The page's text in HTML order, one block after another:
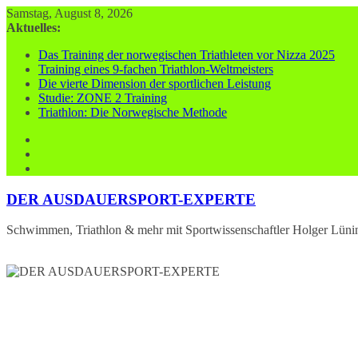
Zum
Inhalt
Samstag, August 8, 2026
Aktuelles:
Das Training der norwegischen Triathleten vor Nizza 2025
Training eines 9-fachen Triathlon-Weltmeisters
Die vierte Dimension der sportlichen Leistung
Studie: ZONE 2 Training
Triathlon: Die Norwegische Methode
DER AUSDAUERSPORT-EXPERTE
Schwimmen, Triathlon & mehr mit Sportwissenschaftler Holger